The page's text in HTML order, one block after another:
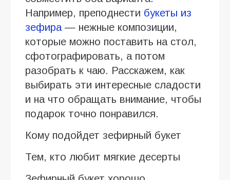
Например, преподнести букеты из
зефира— нежные композиции,
которые можно поставить на стол,
сфотографировать, а потом
разобрать к чаю. Расскажем, как
выбирать эти интересные сладости
и на что обращать внимание, чтобы
подарок точно понравился.
Кому подойдет зефирный букет
Тем, кто любит мягкие десерты